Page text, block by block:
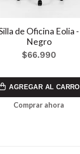
de Oficina Eolia -
Negro
$66.990
AGREGAR AL CARRO
Comprar ahora